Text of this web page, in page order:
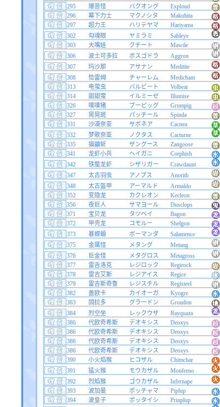
295
爆音怪 バクオング
Exploud
296
幕下力士 マクノシタ
Makuhita
297
超力王 ハリテヤマ
Hariyama
302
勾魂眼 ヤミラミ
Sableye
303
大嘴娃 クチート
Mawile
306
波士可多拉 ボスゴドラ
Aggron
307
玛沙那 アサナン
Meditite
308
恰雷姆 チャーレム
Medicham
313
电萤虫 バルビート
Volbeat
314
甜甜萤 イルミーゼ
Illumise
326
噗噗猪 ブーピッグ
Grumpig
327
晃晃斑 パッチール
Spinda
331
沙漠奈亚 サボネア
Cacnea
332
梦歌奈亚 ノクタス
Cacturne
335
猫鼬斩 ザングース
Zangoose
341
龙虾小兵 ヘイガニ
Corphish
342
铁螯龙虾 シザリガー
Crawdaunt
347
太古羽虫 アノプス
Anorith
348
太古盔甲 アーマルド
Armaldo
352
变隐龙 カクレオン
Kecleon
356
夜巨人 サマヨール
Dusclops
371
宝贝龙 タツベイ
Bagon
372
甲壳龙 コモルー
Shelgon
373
暴蝾螈 ボーマンダ
Salamence
375
金属怪 メタング
Metang
376
巨金怪 メタグロス
Metagross
377
雷吉洛克 レジロック
Regirock
378
雷吉艾斯 レジアイス
Regice
379
雷吉斯奇鲁 レジスチル
Registeel
382
盖欧卡 カイオーガ
Kyogre
383
固拉多 グラードン
Groudon
384
烈空坐 レックウザ
Rayquaza
386
代欧奇希斯 デオキシス
Deoxys
386
代欧奇希斯 デオキシス
Deoxys
386
代欧奇希斯 デオキシス
Deoxys
386
代欧奇希斯 デオキシス
Deoxys
390
小火焰猴 ヒコザル
Chimchar
391
猛火猴 モウカザル
Monferno
392
烈焰猴 ゴウカザル
Infernape
393
波加曼 ポッチャマ
Piplup
394
波皇子 ポッタイシ
Prinplup